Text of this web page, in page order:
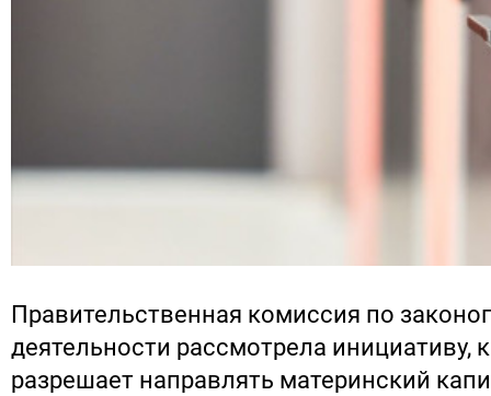
Правительственная комиссия по
деятельности рассмотрела инициативу,
разрешает направлять материнский